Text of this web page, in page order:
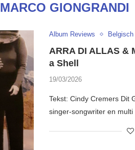
MARCO GIONGRANDI
Album Reviews Belgisch
ARRA DI ALLAS &
a Shell
19/03/2026
Tekst: Cindy Cremers Dit
singer-songwriter en